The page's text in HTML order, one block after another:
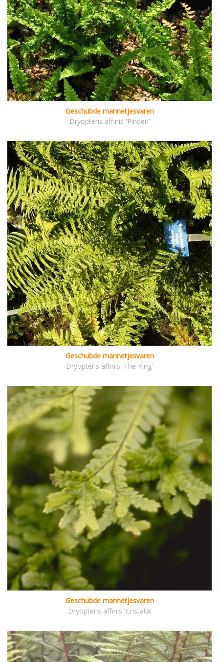
Geschubde mannetjesvaren
Dryopteris affinis 'Pinderi'
Geschubde mannetjesvaren
Dryopteris affinis 'The King'
Geschubde mannetjesvaren
Dryopteris affinis 'Cristata'